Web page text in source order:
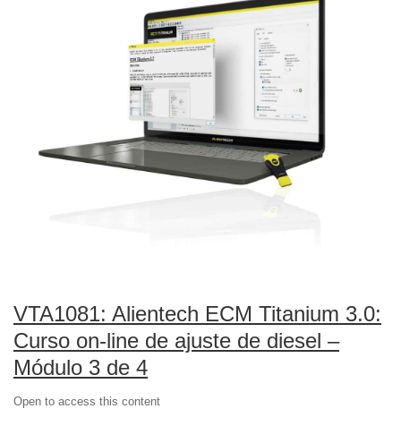
VTA1081: Alientech ECM Titanium 3.0:
Curso on-line de ajuste de diesel –
Módulo 3 de 4
Open to access this content